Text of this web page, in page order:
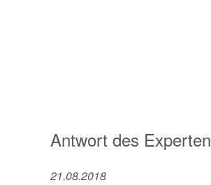
Antwort des Experten
21.08.2018